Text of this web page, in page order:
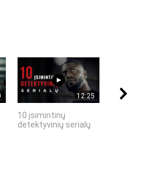
12:25
10 įsimintinų
detektyvinių serialų